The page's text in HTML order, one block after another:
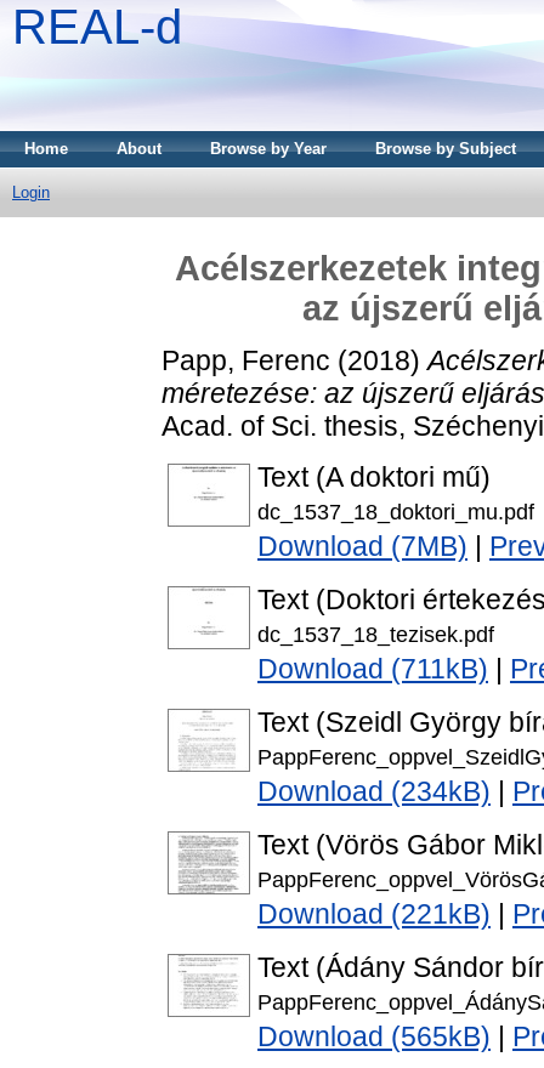
REAL-d
Home About Browse by Year Browse by Subject
Login
Acélszerkezetek
az újszerű
Papp, Ferenc (2018)
méretezése: az újszerű
Acad. of Sci. thesis,
Text (A doktori mű)
dc_1537_18_doktori_mu.pdf
Download (7MB)
Text (Doktori
dc_1537_18_tezisek.pdf
Download (711kB)
Text (Szeidl György
Download (234kB)
Text (Vörös Gábor
Download (221kB)
Text (Ádány Sándor
Download (565kB)